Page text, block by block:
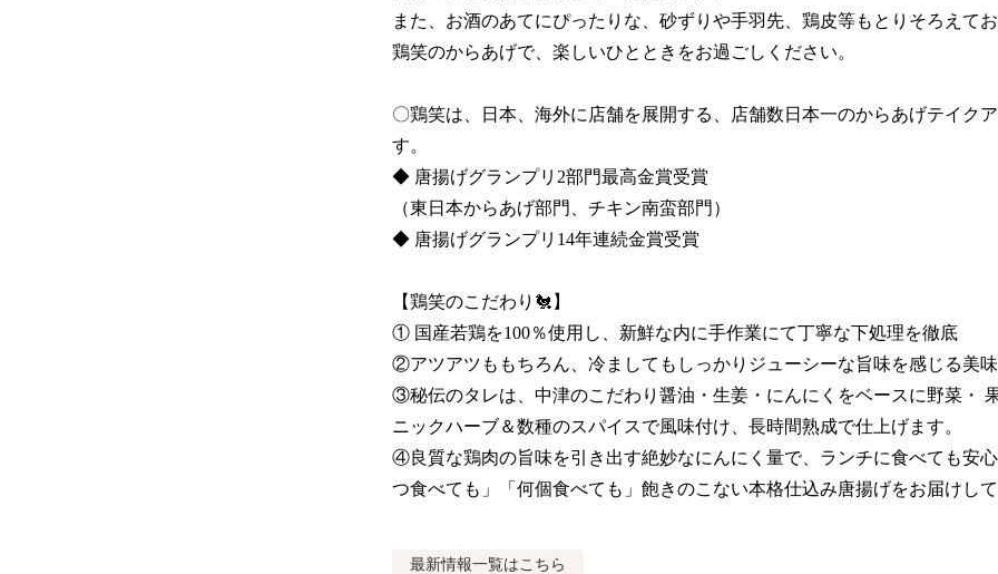
また、お酒のあてにぴったりな、砂ずりや手羽先、鶏皮等もとりそろえて
鶏笑のからあげで、楽しいひとときをお過ごしください。
〇鶏笑は、日本、海外に店舗を展開する、店舗数日本一のからあげテイク
す。
◆ 唐揚げグランプリ2部門最高金賞受賞
（東日本からあげ部門、チキン南蛮部門）
◆ 唐揚げグランプリ14年連続金賞受賞
【鶏笑のこだわり🐔】
① 国産若鶏を100％使用し、新鮮な内に手作業にて丁寧な下処理を徹底
②アツアツももちろん、冷ましてもしっかりジューシーな旨味を感じる美
③秘伝のタレは、中津のこだわり醤油・生姜・にんにくをベースに野菜・
ニックハーブ＆数種のスパイスで風味付け、長時間熟成で仕上げます。
④良質な鶏肉の旨味を引き出す絶妙なにんにく量で、ランチに食べても安
つ食べても」「何個食べても」飽きのこない本格仕込み唐揚げをお届けし
最新情報一覧はこちら